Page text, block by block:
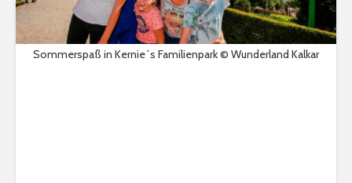
Sommerspaß in Kernie´s Familienpark © Wunderland Kalkar